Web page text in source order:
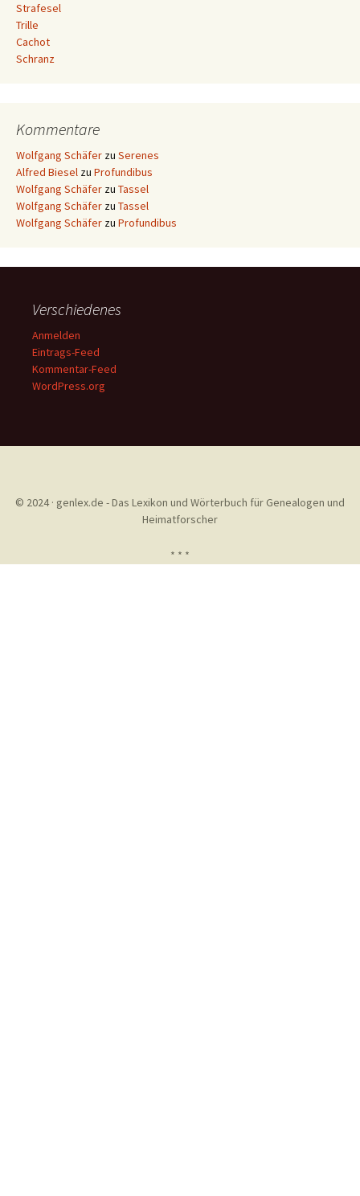
Strafesel
Trille
Cachot
Schranz
Kommentare
Wolfgang Schäfer zu Serenes
Alfred Biesel zu Profundibus
Wolfgang Schäfer zu Tassel
Wolfgang Schäfer zu Tassel
Wolfgang Schäfer zu Profundibus
Verschiedenes
Anmelden
Eintrags-Feed
Kommentar-Feed
WordPress.org
© 2024 · genlex.de - Das Lexikon und Wörterbuch für Genealogen und
Heimatforscher
* * *